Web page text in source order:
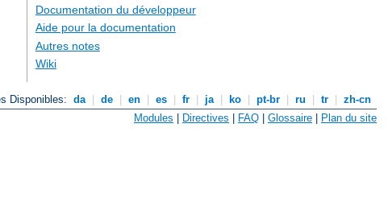
Documentation du développeur
Aide pour la documentation
Autres notes
Wiki
Disponibles: da de en es fr ja ko pt-br ru tr
zh-cn
Modules | Directives | FAQ | Glossaire | Plan du site